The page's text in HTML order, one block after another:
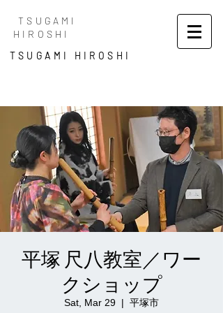
TSUGAMI
HIROSHI
TSUGAMI HIROSHI
平塚 尺八教室／ワー
クショップ
Sat, Mar 29
  |
平塚市